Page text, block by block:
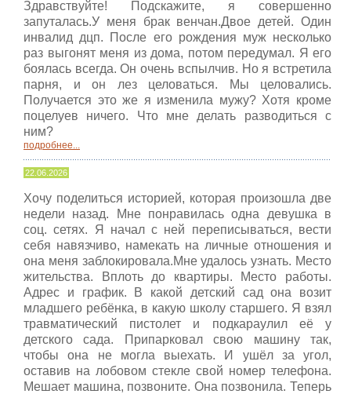
Здравствуйте! Подскажите, я совершенно
запуталась.У меня брак венчан.Двое детей. Один
инвалид дцп. После его рождения муж несколько
раз выгонят меня из дома, потом передумал. Я его
боялась всегда. Он очень вспылчив. Но я встретила
парня, и он лез целоваться. Мы целовались.
Получается это же я изменила мужу? Хотя кроме
поцелуев ничего. Что мне делать разводиться с
ним?
подробнее...
22.06.2026
Хочу поделиться историей, которая произошла две
недели назад. Мне понравилась одна девушка в
соц. сетях. Я начал с ней переписываться, вести
себя навязчиво, намекать на личные отношения и
она меня заблокировала.Мне удалось узнать. Место
жительства. Вплоть до квартиры. Место работы.
Адрес и график. В какой детский сад она возит
младшего ребёнка, в какую школу старшего. Я взял
травматический пистолет и подкараулил её у
детского сада. Припарковал свою машину так,
чтобы она не могла выехать. И ушёл за угол,
оставив на лобовом стекле свой номер телефона.
Мешает машина, позвоните. Она позвонила. Теперь